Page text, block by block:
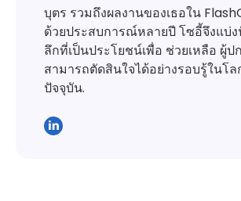
บุตร รวมถึงผลงานของเธอใน
ด้วยประสบการณ์หลายปี โซอี้จึงแบ่
ลึกที่เป็นประโยชน์เพื่อ ช่วยเหลือ ผู้ป
สามารถตัดสินใจได้อย่างรอบรู้ในโ
ปัจจุบัน.